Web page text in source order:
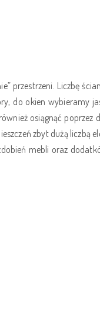
przestrzeni. Liczbę
do okien wybieramy
osiągnąć
zbyt dużą liczbą
mebli oraz